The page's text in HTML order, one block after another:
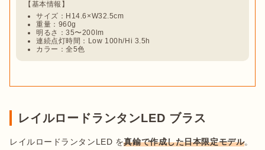
サイズ：H14.6×W32.5cm
重量：960g
明るさ：35〜200lm
連続点灯時間：Low 100h/Hi 3.5h
カラー：全5色
レイルロードランタンLED ブラス
レイルロードランタンLED を真鍮で作成した日本限定モデル。